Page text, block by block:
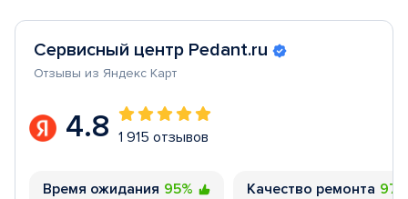
Сервисный центр Pedant.ru
Отзывы из Яндекс Карт
4.8 1 915 отзывов
Время ожидания 95% Качество ремонта